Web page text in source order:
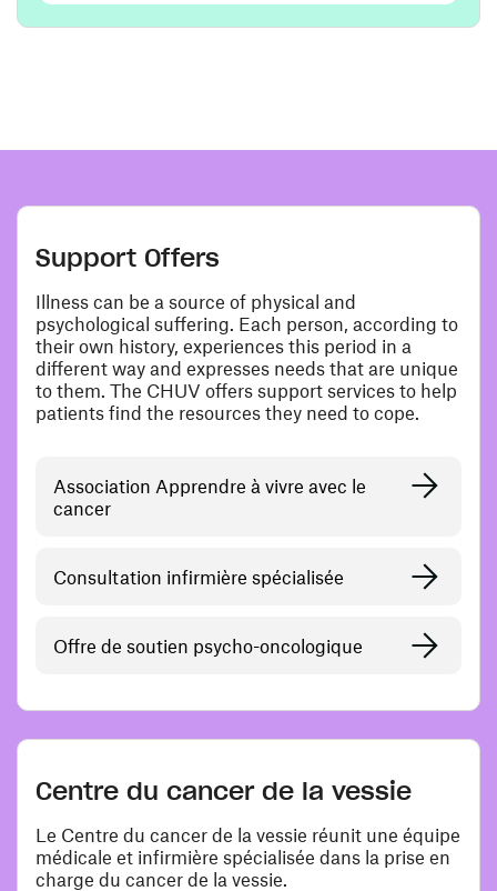
Support Offers
Illness can be a source of physical and
psychological suffering. Each person, according to
their own history, experiences this period in a
different way and expresses needs that are unique
to them. The CHUV offers support services to help
patients find the resources they need to cope.
Association Apprendre à vivre avec le
cancer
Consultation infirmière spécialisée
Offre de soutien psycho-oncologique
Centre du cancer de la vessie
Le Centre du cancer de la vessie réunit une équipe
médicale et infirmière spécialisée dans la prise en
charge du cancer de la vessie.